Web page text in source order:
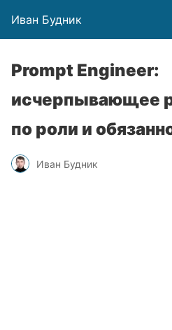
Иван Будник
Prompt Engineer:
исчерпывающее
по роли и
Иван Будник